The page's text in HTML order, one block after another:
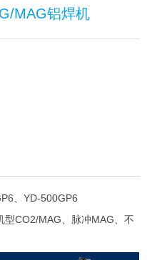
MAG铝焊机
、YD-500GP6
CO2/MAG、脉冲MAG、不